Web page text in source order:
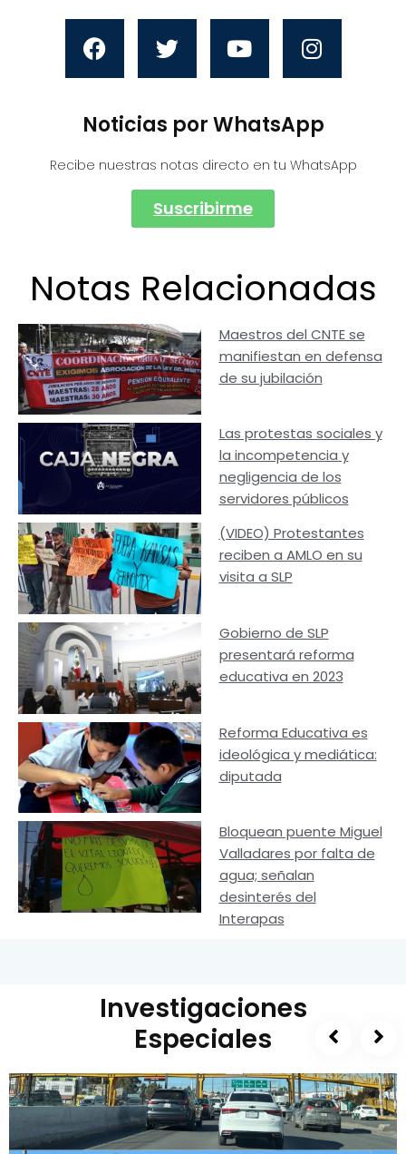
Noticias por WhatsApp
Recibe nuestras notas directo en tu WhatsApp
Suscribirme
Notas Relacionadas
Maestros del CNTE se
manifiestan en defensa
de su jubilación
Las protestas sociales y
la incompetencia y
negligencia de los
servidores públicos
(VIDEO) Protestantes
reciben a AMLO en su
visita a SLP
Gobierno de SLP
presentará reforma
educativa en 2023
Reforma Educativa es
ideológica y mediática:
diputada
Bloquean puente Miguel
Valladares por falta de
agua; señalan
desinterés del
Interapas
Investigaciones
Especiales